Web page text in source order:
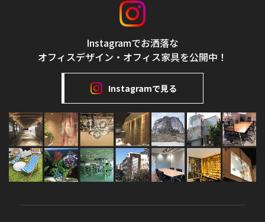
Instagramでお洒落な
オフィスデザイン・オフィス家具を公開中！
Instagramで見る